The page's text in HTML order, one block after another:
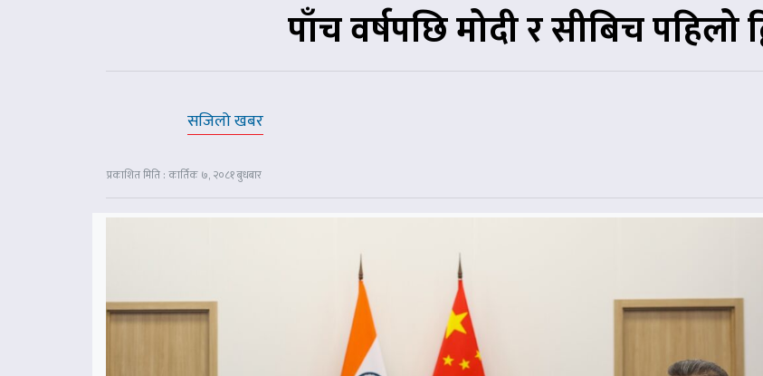
पाँच वर्षपछि मोदी र सीबिच पहिलो
सजिलो खबर
प्रकाशित मिति : कार्तिक ७, २०८१ बुधबार